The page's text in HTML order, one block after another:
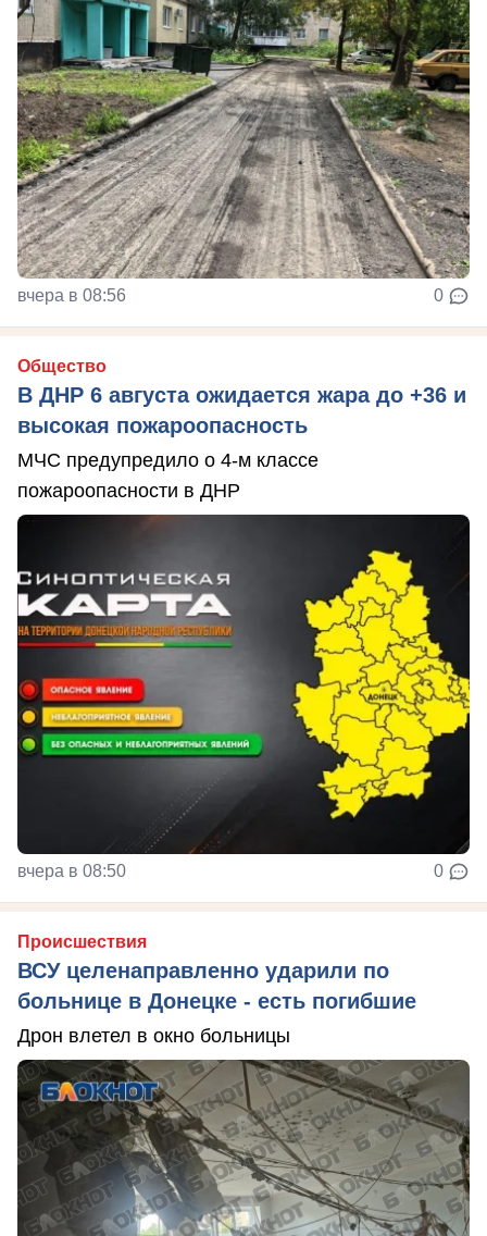
вчера в 08:56 0
Общество
В ДНР 6 августа ожидается жара до +36 и
высокая пожароопасность
МЧС предупредило о 4-м классе
пожароопасности в ДНР
вчера в 08:50 0
Происшествия
ВСУ целенаправленно ударили по
больнице в Донецке - есть погибшие
Дрон влетел в окно больницы